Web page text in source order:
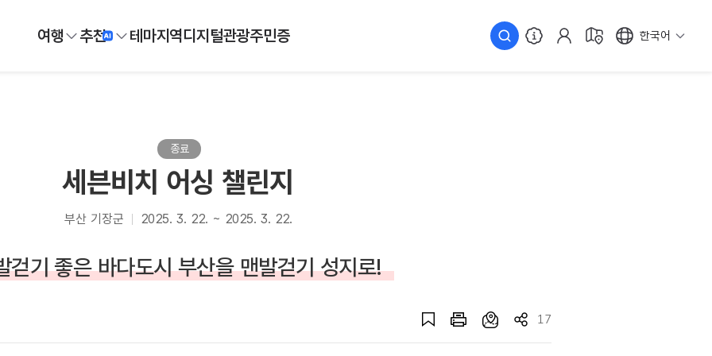
여행 추천 테마지역디지털관광주민증 한국어
종료
세븐비치 어싱 챌린지
부산 기장군 2025. 3. 22. ~ 2025. 3. 22.
걷기 좋은 바다도시 부산을 맨발걷기 성지로!
17